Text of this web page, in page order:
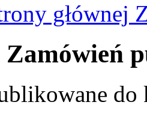
głównej
do